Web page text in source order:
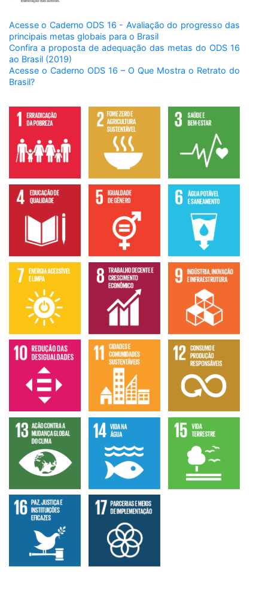
Acesse o Caderno ODS 16 - Avaliação do progresso das
principais metas globais para o Brasil
Confira a proposta de adequação das metas do ODS 16
ao Brasil (2019)
Acesse o Caderno ODS 16 – O Que Mostra o Retrato do
Brasil?